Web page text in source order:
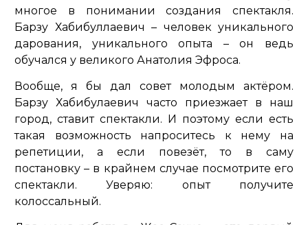
многое в понимании создания спектакля.
Барзу Хабибуллаевич – человек уникального
дарования, уникального опыта – он ведь
обучался у великого Анатолия Эфроса.
Вообще, я бы дал совет молодым актёром.
Барзу Хабибулаевич часто приезжает в наш
город, ставит спектакли. И поэтому если есть
такая возможность напроситесь к нему на
репетиции, а если повезёт, то в саму
постановку – в крайнем случае посмотрите его
спектакли. Уверяю: опыт получите
колоссальный.